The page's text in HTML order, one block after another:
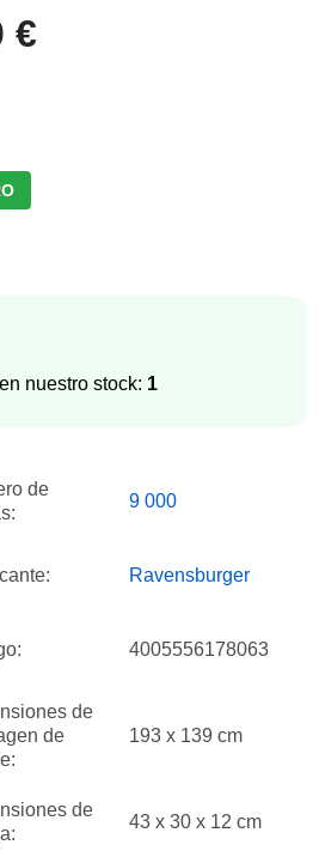
€
nuestro stock: 1
de
9 000
Ravensburger
4005556178063
de
de
193 x 139 cm
de
43 x 30 x 12 cm